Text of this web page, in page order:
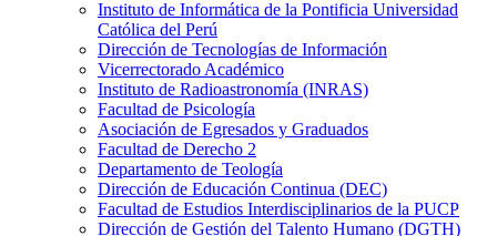
Instituto de Informática de la Pontificia Universidad
Católica del Perú
Dirección de Tecnologías de Información
Vicerrectorado Académico
Instituto de Radioastronomía (INRAS)
Facultad de Psicología
Asociación de Egresados y Graduados
Facultad de Derecho 2
Departamento de Teología
Dirección de Educación Continua (DEC)
Facultad de Estudios Interdisciplinarios de la PUCP
Dirección de Gestión del Talento Humano (DGTH)